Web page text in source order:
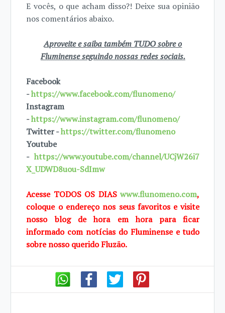
E vocês, o que acham disso?! Deixe sua opinião
nos comentários abaixo.
Aproveite e saiba também TUDO sobre o
Fluminense seguindo nossas redes sociais.
Facebook
-https://www.facebook.com/flunomeno/
Instagram
-https://www.instagram.com/flunomeno/
Twitter -https://twitter.com/flunomeno
Youtube
-https://www.youtube.com/channel/UCjW26i7
X_UDWD8uou-SdImw
Acesse TODOS OS DIASwww.flunomeno.com,
coloque o endereço nos seus favoritos e visite
nosso blog de hora em hora para ficar
informado com notícias do Fluminense e tudo
sobre nosso querido Fluzão.